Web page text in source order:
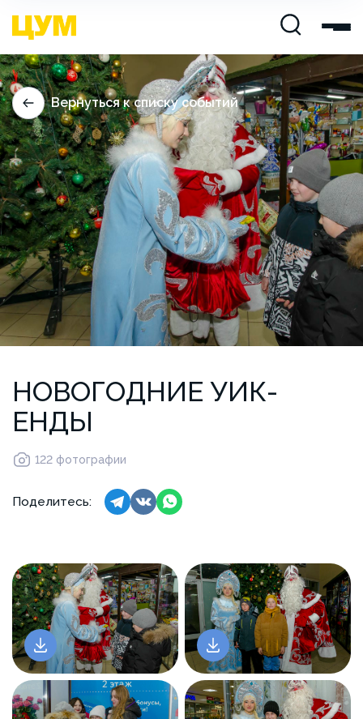
Вернуться к списку событий
НОВОГОДНИЕ УИК-
ЕНДЫ
122 фотографии
Поделитесь: